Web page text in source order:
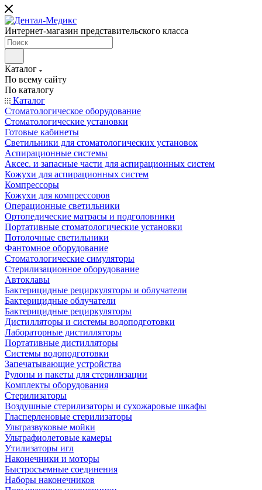
Интернет-магазин представительского класса
Каталог
По всему сайту
По каталогу
Каталог
Стоматологическое оборудование
Стоматологические установки
Готовые кабинеты
Светильники для стоматологических установок
Аспирационные системы
Аксес. и запасные части для аспирационных систем
Кожухи для аспирационных систем
Компрессоры
Кожухи для компрессоров
Операционные светильники
Ортопедические матрасы и подголовники
Портативные стоматологические установки
Потолочные светильники
Фантомное оборудование
Стоматологические симуляторы
Стерилизационное оборудование
Автоклавы
Бактерицидные рециркуляторы и облучатели
Бактерицидные облучатели
Бактерицидные рециркуляторы
Дистилляторы и системы водоподготовки
Лабораторные дистилляторы
Портативные дистилляторы
Системы водоподготовки
Запечатывающие устройства
Рулоны и пакеты для стерилизации
Комплекты оборудования
Стерилизаторы
Воздушные стерилизаторы и сухожаровые шкафы
Гласперленовые стерилизаторы
Ультразвуковые мойки
Ультрафиолетовые камеры
Утилизаторы игл
Наконечники и моторы
Быстросъемные соединения
Наборы наконечников